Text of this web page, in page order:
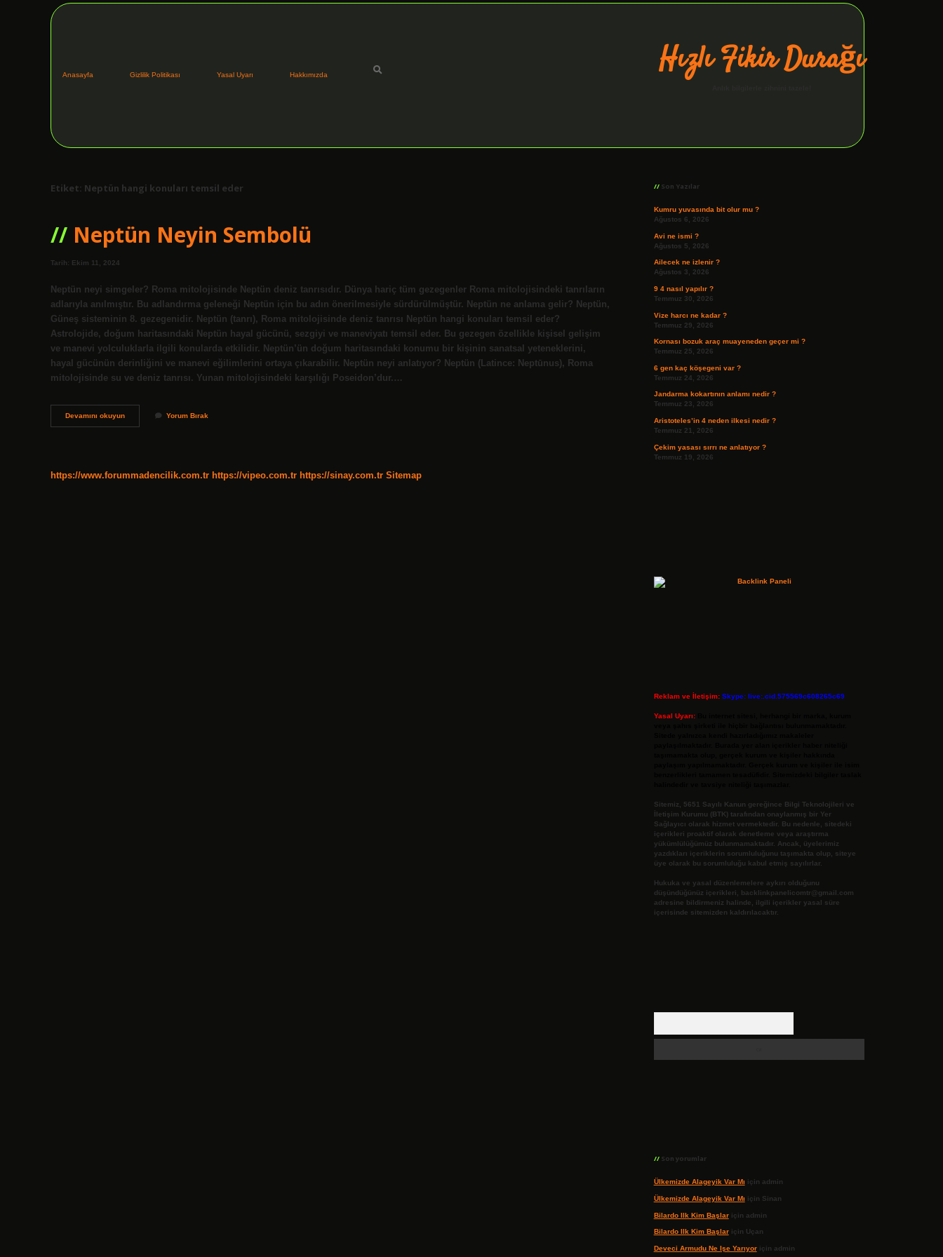
Anasayfa Gizlilik Politikası Yasal Uyarı Hakkımızda Hızlı Fikir Durağı
Etiket: Neptün hangi konuları temsil eder
Neptün Neyin Sembolü
Tarih: Ekim 11, 2024
Neptün neyi simgeler? Roma mitolojisinde Neptün deniz tanrısıdır. Dünya hariç tüm gezegenler Roma mitolojisindeki tanrıların
adlarıyla anılmıştır. Bu adlandırma geleneği Neptün için bu adın önerilmesiyle sürdürülmüştür. Neptün ne anlama gelir? Neptün,
Güneş sisteminin 8. gezegenidir. Neptün (tanrı), Roma mitolojisinde deniz tanrısı Neptün hangi konuları temsil eder?
Astrolojide, doğum haritasındaki Neptün hayal gücünü, sezgiyi ve maneviyatı temsil eder. Bu gezegen özellikle kişisel gelişim
ve manevi yolculuklarla ilgili konularda etkilidir. Neptün’ün doğum haritasındaki konumu bir kişinin sanatsal yeteneklerini,
hayal gücünün derinliğini ve manevi eğilimlerini ortaya çıkarabilir. Neptün neyi anlatıyor? Neptün (Latince: Neptūnus), Roma
mitolojisinde su ve deniz tanrısı. Yunan mitolojisindeki karşılığı Poseidon’dur.…
Devamını okuyunNeptün
Neyin
Yorum Bırak
https://www.forummadencilik.com.tr https://vipeo.com.tr https://sinay.com.tr Sitemap
Son Yazılar
Kumru yuvasında bit olur mu ?
Ağustos 6, 2026
Avi ne ismi ?
Ağustos 5, 2026
Ailecek ne izlenir ?
Ağustos 3, 2026
9 4 nasıl yapılır ?
Temmuz 30, 2026
Vize harcı ne kadar ?
Temmuz 29, 2026
Kornası bozuk araç muayeneden geçer mi ?
Temmuz 25, 2026
6 gen kaç köşegeni var ?
Temmuz 24, 2026
Jandarma kokartının anlamı nedir ?
Temmuz 23, 2026
Aristoteles’in 4 neden ilkesi nedir ?
Temmuz 21, 2026
Çekim yasası sırrı ne anlatıyor ?
Temmuz 19, 2026
Reklam ve İletişim: Skype: live:.cid.575569c608265c69
Yasal Uyarı:
Sitemiz, 5651 Sayılı Kanun gereğince Bilgi Teknolojileri ve
İletişim Kurumu (BTK) tarafından onaylanmış bir Yer
Sağlayıcı olarak hizmet vermektedir. Bu nedenle, sitedeki
içerikleri proaktif olarak denetleme veya araştırma
yükümlülüğümüz bulunmamaktadır. Ancak, üyelerimiz
yazdıkları içeriklerin sorumluluğunu taşımakta olup, siteye
üye olarak bu sorumluluğu kabul etmiş sayılırlar.
Hukuka ve yasal düzenlemelere aykırı olduğunu
düşündüğünüz içerikleri,
backlinkpanelicomtr@gmail.com
adresine bildirmeniz halinde, ilgili içerikler yasal süre
içerisinde sitemizden kaldırılacaktır.
Son yorumlar
Ülkemizde Alageyik Var Mı için admin
Ülkemizde Alageyik Var Mı için Sinan
Bilardo Ilk Kim Başlariçin admin
Bilardo Ilk Kim Başlariçin Uçan
Deveci Armudu Ne Işe Yarıyoriçin admin